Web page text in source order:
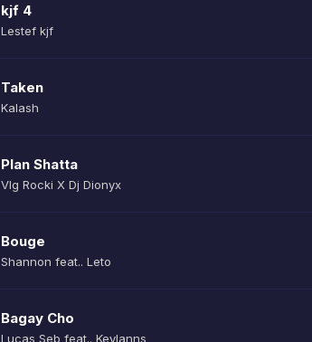
kjf 4
Lestef kjf
Taken
Kalash
Plan Shatta
Vlg Rocki X Dj Dionyx
Bouge
Shannon feat.. Leto
Bagay Cho
Lucas Seb feat.. Keylanns